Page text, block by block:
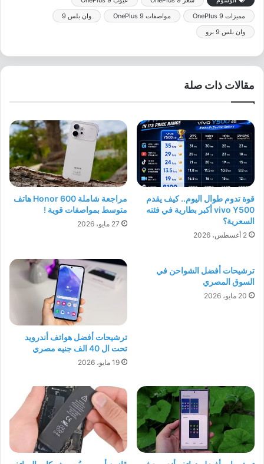
مميزات OnePlus 9
مواصفات OnePlus 9
وان بلس 9
وان بلس 9 برو
مقالات ذات صلة
قوة تدوم طوال اليوم.. كيف يقدم
vivo Y500 أكبر بطارية في فئته
السعرية؟
2 أغسطس، 2026
مراجعة شاملة Honor 600 هاتف
متوسط بمواصفات قوية !
27 مايو، 2026
ترشيحات أفضل الشواحن في
السوق المصري
20 مايو، 2026
ترشيحات أفضل هواتف أندرويد
تحت ال 40 الف جنيه مصري
19 مايو، 2026